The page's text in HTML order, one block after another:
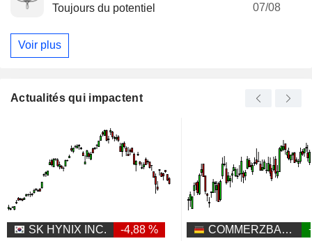
Toujours du potentiel
07/08
Voir plus
Actualités qui impactent
SK HYNIX INC.
-4,88 %
COMMERZBANK AG